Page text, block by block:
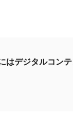
はデジタルコン